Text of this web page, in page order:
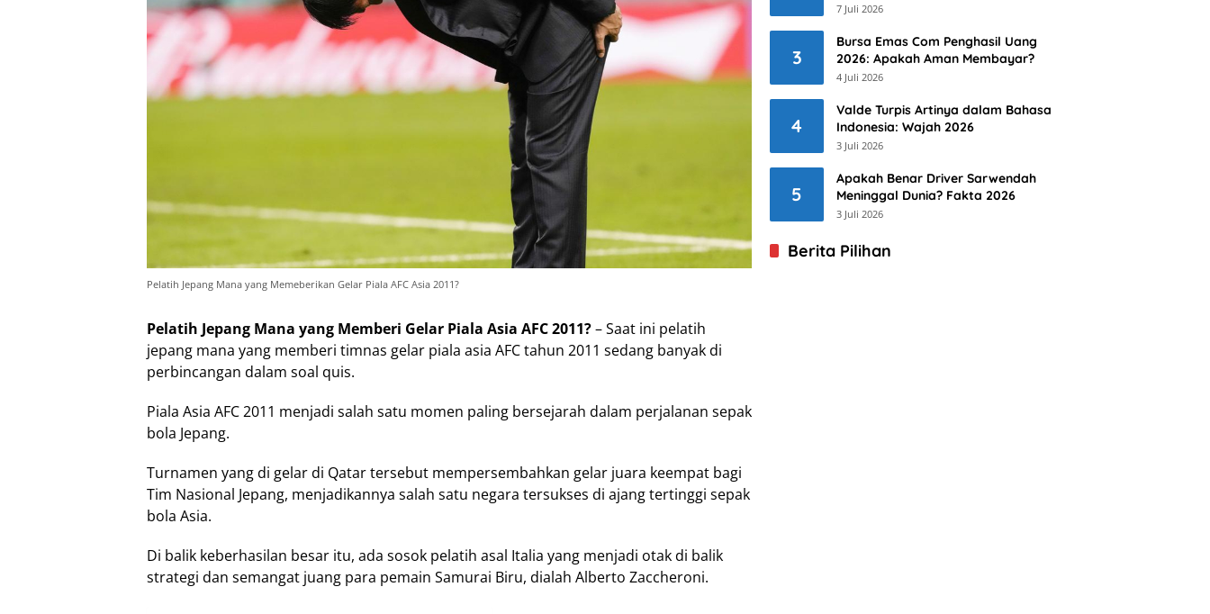
Pelatih Jepang Mana yang Memeberikan Gelar Piala AFC Asia 2011?
Pelatih Jepang Mana yang Memberi Gelar Piala Asia AFC 2011?– Saat ini pelatih
jepang mana yang memberi timnas gelar piala asia AFC tahun 2011 sedang banyak di
perbincangan dalam soal quis.
Piala Asia AFC 2011 menjadi salah satu momen paling bersejarah dalam perjalanan sepak
bola Jepang.
Turnamen yang di gelar di Qatar tersebut mempersembahkan gelar juara keempat bagi
Tim Nasional Jepang, menjadikannya salah satu negara tersukses di ajang tertinggi sepak
bola Asia.
Di balik keberhasilan besar itu, ada sosok pelatih asal Italia yang menjadi otak di balik
strategi dan semangat juang para pemain Samurai Biru, dialah Alberto Zaccheroni.
7 Juli 2026
3
Bursa Emas Com Penghasil Uang
2026: Apakah Aman Membayar?
4 Juli 2026
4
Valde Turpis Artinya dalam Bahasa
Indonesia: Wajah 2026
3 Juli 2026
5
Apakah Benar Driver Sarwendah
Meninggal Dunia? Fakta 2026
3 Juli 2026
Berita Pilihan